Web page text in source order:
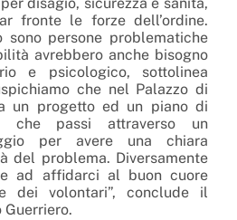
fronte le forze dell’ordine.
sono persone problematiche
avrebbero anche bisogno
e psicologico, sottolinea
che nel Palazzo di
un progetto ed un piano di
che passi attraverso un
per avere una chiara
del problema. Diversamente
ad affidarci al buon cuore
dei volontari”, conclude il
Guerriero.